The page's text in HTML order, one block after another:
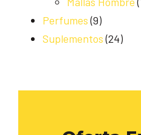
Perfumes (9)
Suplementos (24)